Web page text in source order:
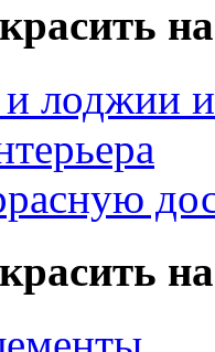
лоджии
на